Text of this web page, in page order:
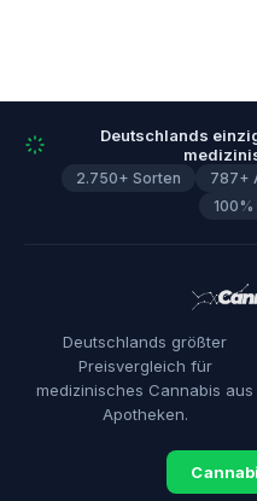
Deutschlands
2.750+ Sorten 787+
Deutschlands größter
Preisvergleich für
medizinisches Cannabis aus
Apotheken.